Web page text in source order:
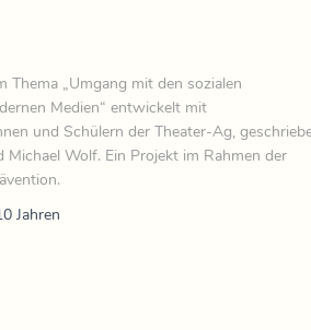
Thema „Umgang mit den sozialen
Medien“ entwickelt mit
und Schülern der Theater-Ag,
Michael Wolf. Ein Projekt im Rahmen der
Jahren